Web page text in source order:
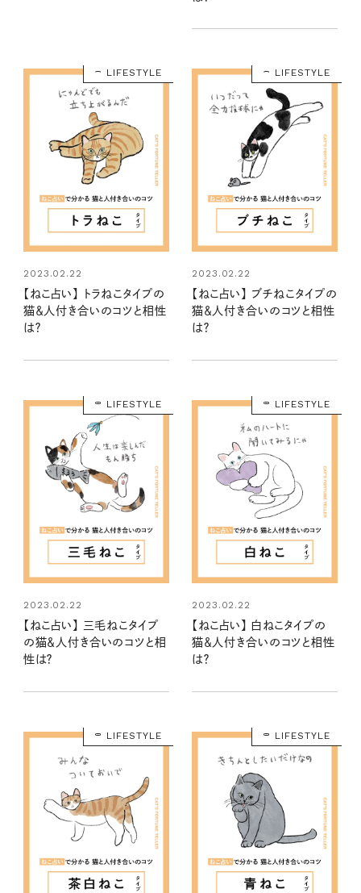
LIFESTYLE
2023.02.22
【ねこ占い】 トラねこタイプの
猫＆人付き合いのコツと相性
は？
LIFESTYLE
2023.02.22
【ねこ占い】 ブチねこタイプの
猫＆人付き合いのコツと相性
は？
LIFESTYLE
2023.02.22
【ねこ占い】 三毛ねこタイプ
の猫＆人付き合いのコツと相
性は？
LIFESTYLE
2023.02.22
【ねこ占い】 白ねこタイプの
猫＆人付き合いのコツと相性
は？
LIFESTYLE LIFESTYLE